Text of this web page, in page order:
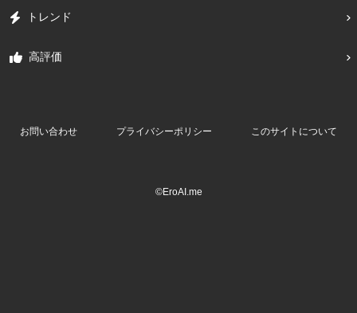
トレンド
高評価
お問い合わせ プライバシーポリシー このサイトについて
©EroAI.me